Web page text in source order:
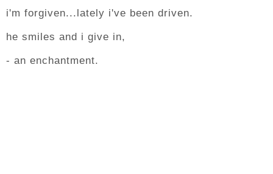
i'm forgiven...lately i've been driven.
he smiles and i give in,
- an enchantment.